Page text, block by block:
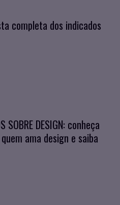
completa dos indicados
SOBRE DESIGN: conheça
ama design e saiba